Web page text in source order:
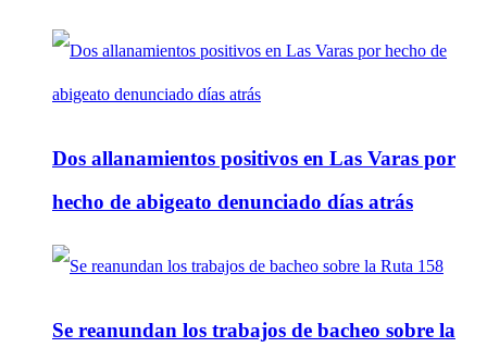
Dos allanamientos positivos en Las Varas por
hecho de abigeato denunciado días atrás
Se reanundan los trabajos de bacheo sobre la